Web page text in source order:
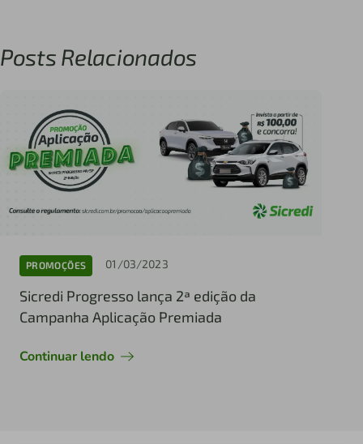
Posts Relacionados
PROMOÇÕES 01/03/2023
Sicredi Progresso lança 2ª edição da
Campanha Aplicação Premiada
Continuar lendo